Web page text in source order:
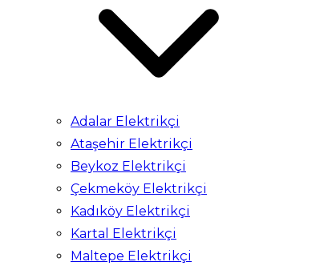
Adalar Elektrikçi
Ataşehir Elektrikçi
Beykoz Elektrikçi
Çekmeköy Elektrikçi
Kadıköy Elektrikçi
Kartal Elektrikçi
Maltepe Elektrikçi